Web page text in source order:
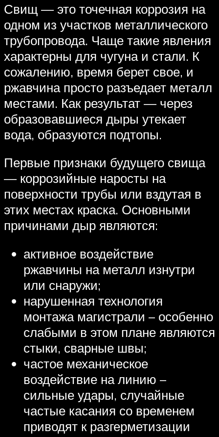
Свищ — это точечная коррозия на
одном из участков металлического
трубопровода. Чаще такие явления
характерны для чугуна и стали. К
сожалению, время берет свое, и
ржавчина просто разъедает металл
местами. Как результат — через
образовавшиеся дыры утекает
вода, образуются подтопы.
Первые признаки будущего свища
— коррозийные наросты на
поверхности трубы или вздутая в
этих местах краска. Основными
причинами дыр являются:
активное воздействие
ржавчины на металл изнутри
или снаружи;
нарушенная технология
монтажа магистрали – особенно
слабыми в этом плане являются
стыки, сварные швы;
частое механическое
воздействие на линию –
сильные удары, случайные
частые касания со временем
приводят к разгерметизации